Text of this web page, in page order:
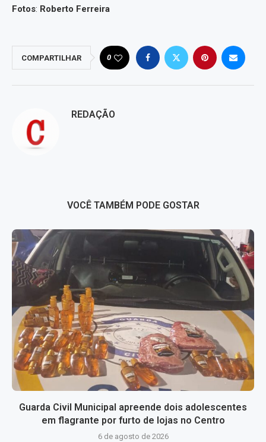
Fotos: Roberto Ferreira
COMPARTILHAR 0
REDAÇÃO
VOCÊ TAMBÉM PODE GOSTAR
Guarda Civil Municipal apreende dois adolescentes
em flagrante por furto de lojas no Centro
6 de agosto de 2026